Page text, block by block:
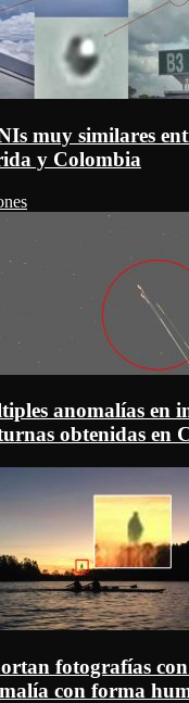
muy similares
y Colombia
anomalías en
obtenidas en
fotografías
con forma